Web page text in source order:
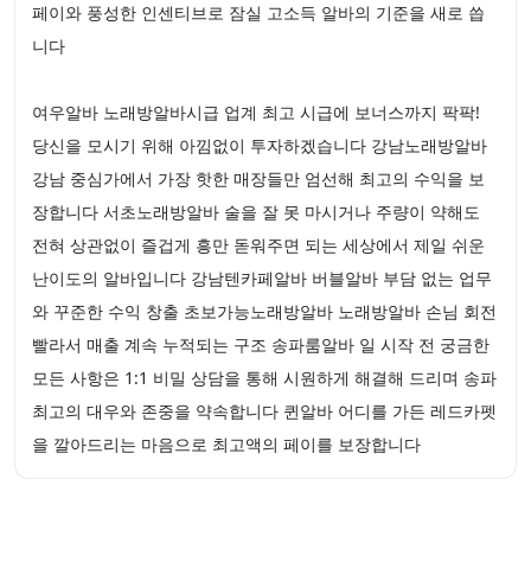
페이와 풍성한 인센티브로 잠실 고소득 알바의 기준을 새로 씁
니다
여우알바 노래방알바시급 업계 최고 시급에 보너스까지 팍팍!
당신을 모시기 위해 아낌없이 투자하겠습니다 강남노래방알바
강남 중심가에서 가장 핫한 매장들만 엄선해 최고의 수익을 보
장합니다 서초노래방알바 술을 잘 못 마시거나 주량이 약해도
전혀 상관없이 즐겁게 흥만 돋워주면 되는 세상에서 제일 쉬운
난이도의 알바입니다 강남텐카페알바 버블알바 부담 없는 업무
와 꾸준한 수익 창출 초보가능노래방알바 노래방알바 손님 회전
빨라서 매출 계속 누적되는 구조 송파룸알바 일 시작 전 궁금한
모든 사항은 1:1 비밀 상담을 통해 시원하게 해결해 드리며 송파
최고의 대우와 존중을 약속합니다 퀸알바 어디를 가든 레드카펫
을 깔아드리는 마음으로 최고액의 페이를 보장합니다